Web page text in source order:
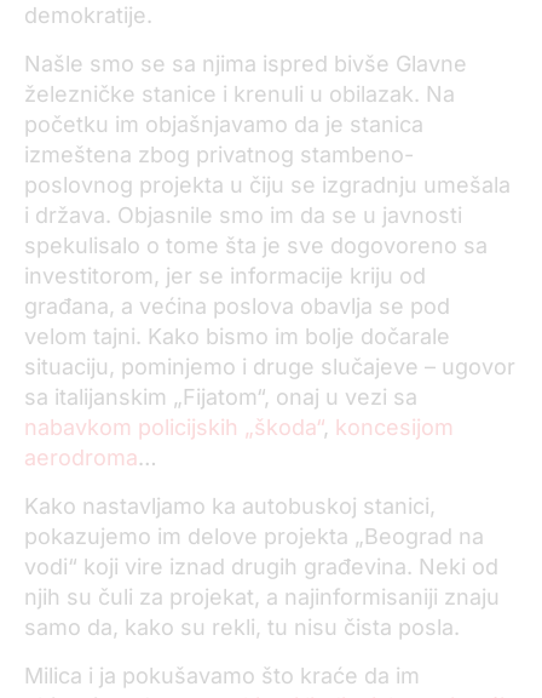
demokratije.
Našle smo se sa njima ispred bivše Glavne
železničke stanice i krenuli u obilazak. Na
početku im objašnjavamo da je stanica
izmeštena zbog privatnog stambeno-
poslovnog projekta u čiju se izgradnju umešala
i država. Objasnile smo im da se u javnosti
spekulisalo o tome šta je sve dogovoreno sa
investitorom, jer se informacije kriju od
građana, a većina poslova obavlja se pod
velom tajni. Kako bismo im bolje dočarale
situaciju, pominjemo i druge slučajeve – ugovor
sa italijanskim „Fijatom“, onaj u vezi sa
nabavkom policijskih „škoda“, koncesijom
aerodroma…
Kako nastavljamo ka autobuskoj stanici,
pokazujemo im delove projekta „Beograd na
vodi“ koji vire iznad drugih građevina. Neki od
njih su čuli za projekat, a najinformisaniji znaju
samo da, kako su rekli, tu nisu čista posla.
Milica i ja pokušavamo što kraće da im